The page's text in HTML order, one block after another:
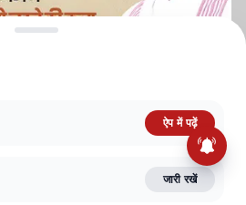
TERMS AND CONDITIONS
FACT CHECKING POLICY
Lagatar Media Pvt. Ltd.
ऐप में पढ़ें
जारी रखें
JPSC आंदोलन : प्रतिनिधिमंडल
परीक्षा रद्द करने समेत कई मांगों पर बनी